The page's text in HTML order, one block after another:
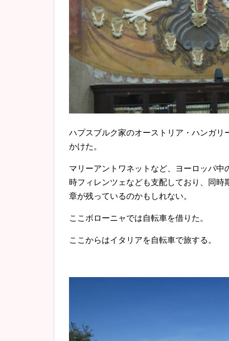
ハプスブルク家のオーストリア・ハンガ
かけた。
マリーアントワネットなど、ヨーロッパ
時フィレンツェなども支配しており、同
章が残っているのかもしれない。
ここボローニャでは自転車を借りた。
ここからはイタリアを自転車で旅する。